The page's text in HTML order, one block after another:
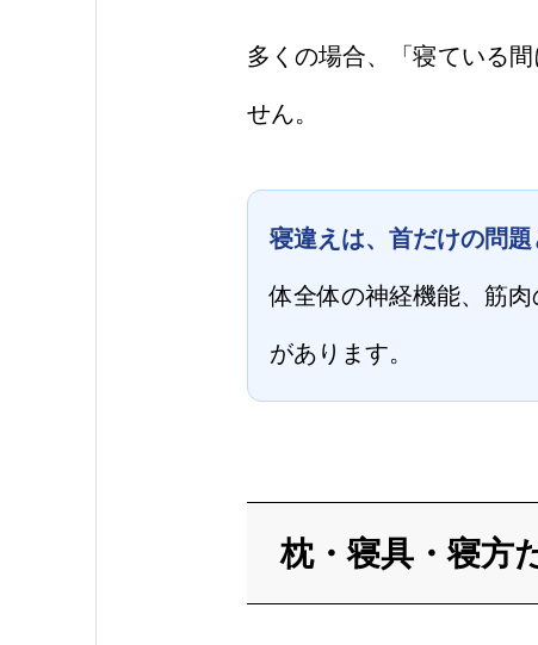
多くの場合、「寝ている
せん。
寝違えは、首だけの問題
体全体の神経機能、筋
があります。
枕・寝具・寝方